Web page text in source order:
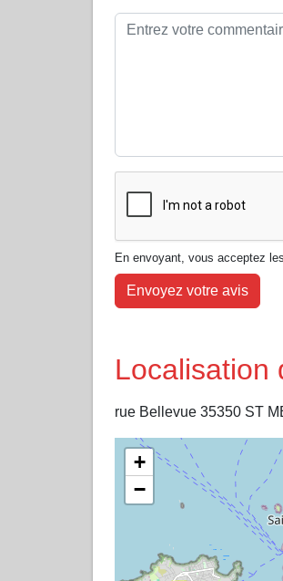
En envoyant, vous acceptez
Envoyez votre avis
Localisation
rue Bellevue 35350 ST
+
−